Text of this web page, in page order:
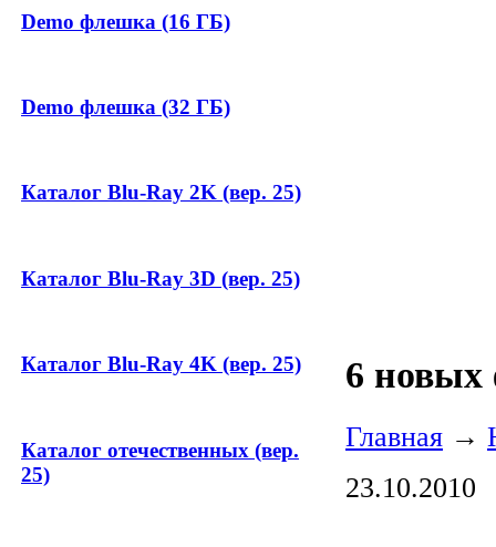
Demo флешка (16 ГБ)
Demo флешка (32 ГБ)
Каталог Blu-Ray 2K (вер. 25)
Каталог Blu-Ray 3D (вер. 25)
Каталог Blu-Ray 4K (вер. 25)
Каталог отечественных (вер.
25)
6 новых
Главная →
23.10.2010